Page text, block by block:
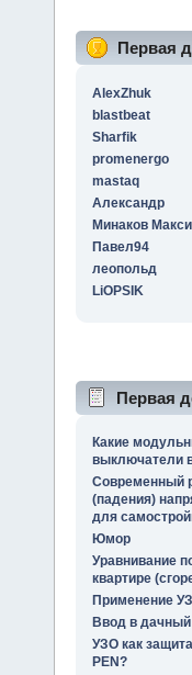
Первая
AlexZhuk
blastbeat
Sharfik
promenergo
mastaq
Алексaндр
Минаков
Павел94
леопольд
LiOPSIK
Первая
Какие
выключатели
Современный
(падения)
для
Юмор
Уравнивание
квартире
Применение
Ввод в
УЗО как
PEN?